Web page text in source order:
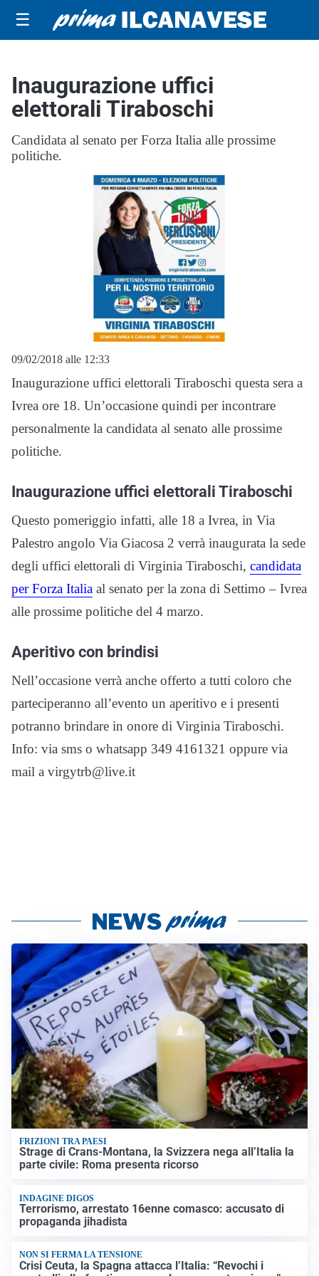
☰
Inaugurazione uffici
elettorali Tiraboschi
Candidata al senato per Forza Italia alle prossime
politiche.
09/02/2018 alle 12:33
Inaugurazione uffici elettorali Tiraboschi questa sera a
Ivrea ore 18. Un’occasione quindi per incontrare
personalmente la candidata al senato alle prossime
politiche.
Inaugurazione uffici elettorali Tiraboschi
Questo pomeriggio infatti, alle 18 a Ivrea, in Via
Palestro angolo Via Giacosa 2 verrà inaugurata la sede
degli uffici elettorali di Virginia Tiraboschi, candidata
per Forza Italia al senato per la zona di Settimo – Ivrea
alle prossime politiche del 4 marzo.
Aperitivo con brindisi
Nell’occasione verrà anche offerto a tutti coloro che
parteciperanno all’evento un aperitivo e i presenti
potranno brindare in onore di Virginia Tiraboschi.
Info: via sms o whatsapp 349 4161321 oppure via
mail a virgytrb@live.it
FRIZIONI TRA PAESI
Strage di Crans-Montana, la Svizzera nega all’Italia la
parte civile: Roma presenta ricorso
INDAGINE DIGOS
Terrorismo, arrestato 16enne comasco: accusato di
propaganda jihadista
NON SI FERMA LA TENSIONE
Crisi Ceuta, la Spagna attacca l’Italia: “Revochi i